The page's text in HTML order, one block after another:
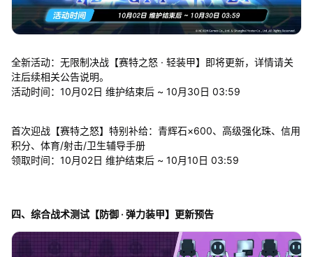
全新活动：无限制决战【赛特之怒 · 轻装甲】即将更新，详情请关
注后续相关公告说明。
活动时间：10月02日 维护结束后 ~ 10月30日 03:59
首次迎战【赛特之怒】特别补给：青辉石×600、高级强化珠、信用
积分、体育/射击/卫生辅导手册
领取时间：10月02日 维护结束后 ~ 10月10日 03:59
四、综合战术测试【防御 · 弹力装甲】更新预告